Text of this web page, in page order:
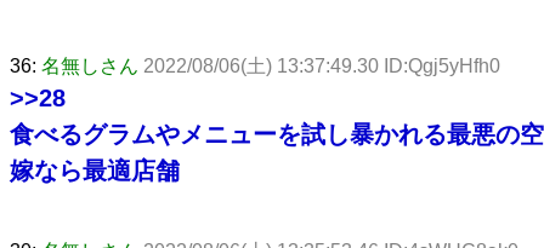
36: 名無しさん 2022/08/06(土) 13:37:49.30 ID:Qgj5yHfh0
>>28
食べるグラムやメニューを試し暴かれる最悪の
嫁なら最適店舗